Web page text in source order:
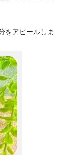
をアピールしま